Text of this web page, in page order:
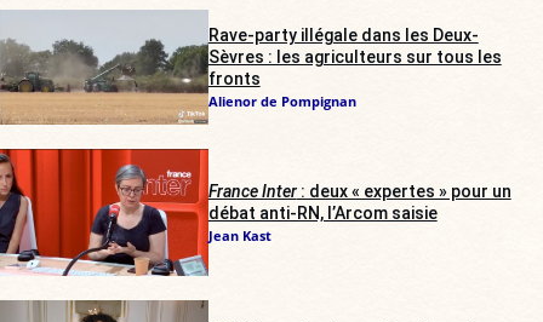
Rave-party illégale dans les Deux-
Sèvres : les agriculteurs sur tous les
fronts
Alienor de Pompignan
France Inter: deux « expertes » pour un
débat anti-RN, l’Arcom saisie
Jean Kast